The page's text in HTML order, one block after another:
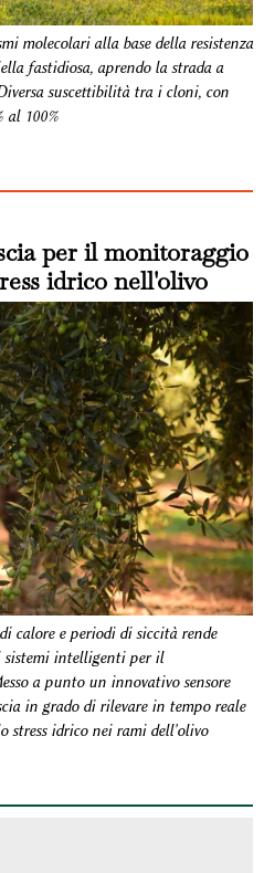
molecolari alla base della resistenza
fastidiosa, aprendo la strada a
suscettibilità tra i cloni, con
al 100%
per il monitoraggio
idrico nell'olivo
calore e periodi di siccità rende
sistemi intelligenti per il
a punto un innovativo sensore
in grado di rilevare in tempo reale
stress idrico nei rami dell'olivo